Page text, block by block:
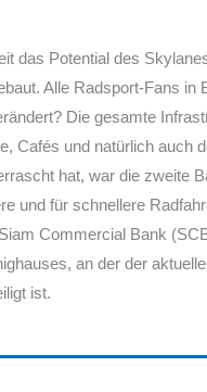
das Potential des
Alle Radsport-Fans in
Die gesamte
Cafés und natürlich auch
hat, war die zweite
und für schnellere
Commercial Bank
an der der
ist.